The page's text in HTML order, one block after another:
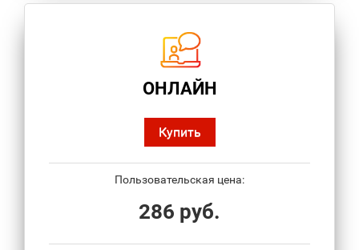
ОНЛАЙН
Купить
Пользовательская цена:
286 руб.